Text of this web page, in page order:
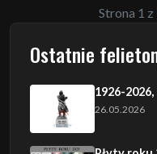
Strona 1 z
Ostatnie
1926-
26.05.2026